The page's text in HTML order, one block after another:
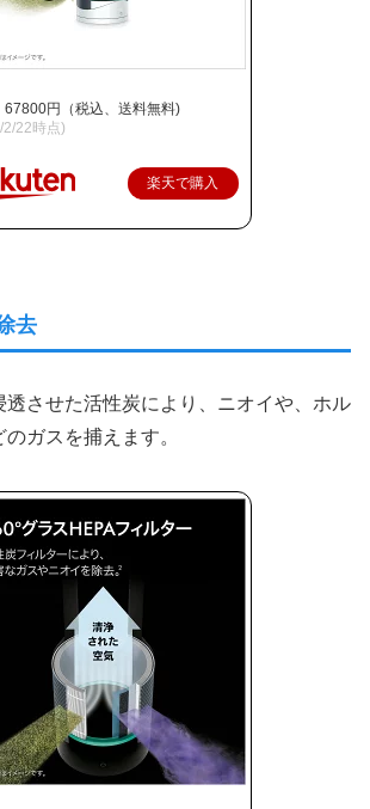
67800円（税込、送料無料)
2/22時点)
楽天で購入
去
透させた活性炭により、ニオイや、ホル
ガスを捕えます。